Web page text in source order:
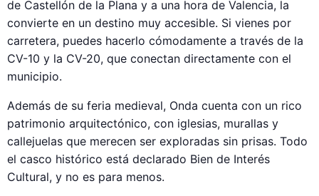
de Castellón de la Plana y a una hora de Valencia, la
convierte en un destino muy accesible. Si vienes por
carretera, puedes hacerlo cómodamente a través de la
CV-10 y la CV-20, que conectan directamente con el
municipio.
Además de su feria medieval, Onda cuenta con un rico
patrimonio arquitectónico, con iglesias, murallas y
callejuelas que merecen ser exploradas sin prisas. Todo
el casco histórico está declarado Bien de Interés
Cultural, y no es para menos.